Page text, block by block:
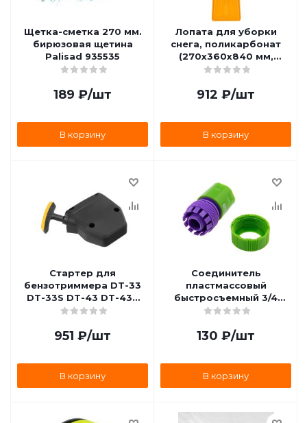
Щетка-сметка 270 мм.
бирюзовая щетина
Palisad 935535
189 ₽/шт
В корзину
Лопата для уборки
снега, поликарбонат
(270х360х840 мм,
стальной черенок,
61673
912 ₽/шт
В корзину
Стартер для
бензотриммера DT-33
DT-33S DT-43 DT-43S
DT-52 DT-52S и
96397
951 ₽/шт
В корзину
Соединитель
пластмассовый
быстросъемный 3/4
Palisad 66160
130 ₽/шт
В корзину